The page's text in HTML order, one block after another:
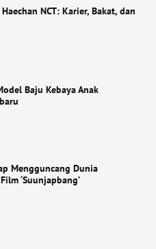
NCT: Karier, Bakat, dan
Baju Kebaya Anak
Mengguncang Dunia
‘Suunjapbang’